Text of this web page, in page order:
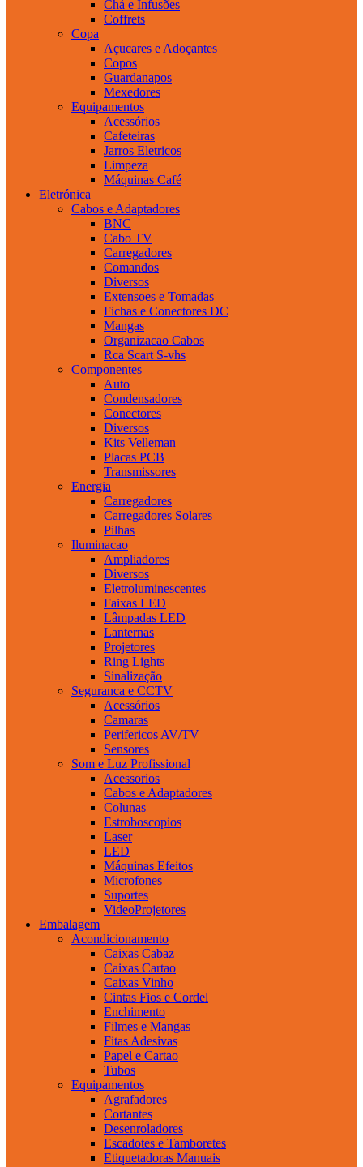
Chá e Infusões
Coffrets
Copa
Açucares e Adoçantes
Copos
Guardanapos
Mexedores
Equipamentos
Acessórios
Cafeteiras
Jarros Eletricos
Limpeza
Máquinas Café
Eletrónica
Cabos e Adaptadores
BNC
Cabo TV
Carregadores
Comandos
Diversos
Extensoes e Tomadas
Fichas e Conectores DC
Mangas
Organizacao Cabos
Rca Scart S-vhs
Componentes
Auto
Condensadores
Conectores
Diversos
Kits Velleman
Placas PCB
Transmissores
Energia
Carregadores
Carregadores Solares
Pilhas
Iluminacao
Ampliadores
Diversos
Eletroluminescentes
Faixas LED
Lâmpadas LED
Lanternas
Projetores
Ring Lights
Sinalização
Seguranca e CCTV
Acessórios
Camaras
Perifericos AV/TV
Sensores
Som e Luz Profissional
Acessorios
Cabos e Adaptadores
Colunas
Estroboscopios
Laser
LED
Máquinas Efeitos
Microfones
Suportes
VideoProjetores
Embalagem
Acondicionamento
Caixas Cabaz
Caixas Cartao
Caixas Vinho
Cintas Fios e Cordel
Enchimento
Filmes e Mangas
Fitas Adesivas
Papel e Cartao
Tubos
Equipamentos
Agrafadores
Cortantes
Desenroladores
Escadotes e Tamboretes
Etiquetadoras Manuais